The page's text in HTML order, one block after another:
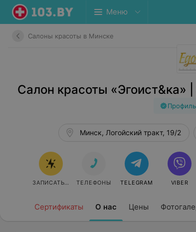
Меню
Салоны красоты в Минске
Салон красоты «Эгоист&ка»
Сертификаты О нас Цены
Минск, Логойский тракт, 19/2
ЗАПИСАТЬСЯ ТЕЛЕФОНЫ TELEGRAM VIBER